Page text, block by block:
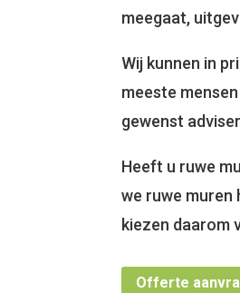
meegaat,
Wij kunnen in
meeste
gewenst
Heeft u ruwe
we ruwe muren
kiezen daarom
Offerte